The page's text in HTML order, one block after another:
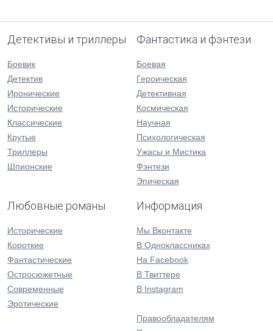
Детективы и триллеры
Боевик
Детектив
Иронические
Исторические
Классические
Крутые
Триллеры
Шпионские
Фантастика и фэнтези
Боевая
Героическая
Детективная
Космическая
Научная
Психологическая
Ужасы и Мистика
Фэнтези
Эпическая
Любовные романы
Исторические
Короткие
Фантастические
Остросюжетные
Современные
Эротические
Информация
Мы Вконтакте
В Одноклассниках
На Facebook
В Твиттере
В Instagram
Правообладателям